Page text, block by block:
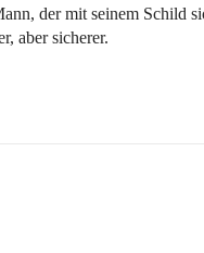
der mit seinem Schild
aber sicherer.